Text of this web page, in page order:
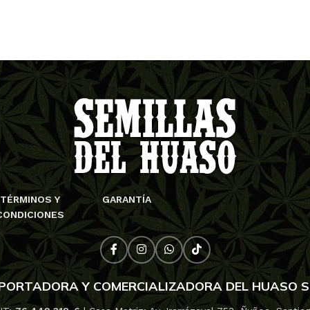
TÉRMINOS Y
GARANTÍA
Y COMERCIALIZADORA DEL HUASO